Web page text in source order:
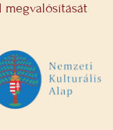
megvalósítását